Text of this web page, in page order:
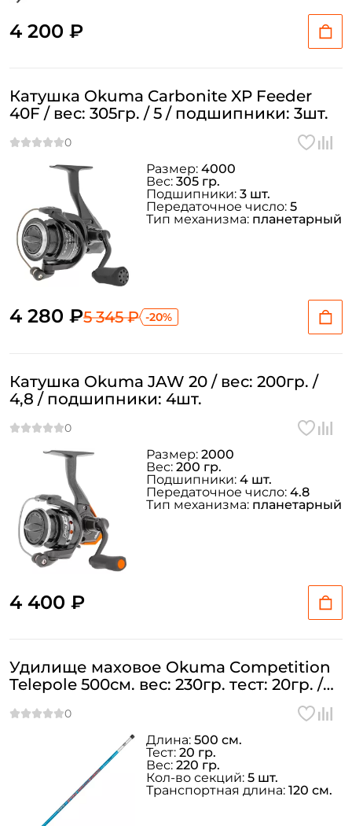
4 200 ₽
Катушка Okuma Carbonite XP Feeder
40F / вес: 305гр. / 5 / подшипники: 3шт.
4 280 ₽5 345 ₽ -20%
Размер: 4000
Вес: 305 гр.
Подшипники: 3 шт.
Передаточное число: 5
Тип механизма: планетарный
Катушка Okuma JAW 20 / вес: 200гр. /
4,8 / подшипники: 4шт.
4 400 ₽
Размер: 2000
Вес: 200 гр.
Подшипники: 4 шт.
Передаточное число: 4.8
Тип механизма: планетарный
Удилище маховое Okuma Competition
Telepole 500см. вес: 230гр. тест: 20гр. /
Длина: 500 см.
Тест: 20 гр.
Вес: 220 гр.
Кол-во секций: 5 шт.
Транспортная длина: 120 см.
Создать аккаунт
ФИО: *